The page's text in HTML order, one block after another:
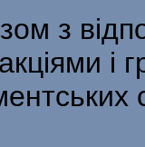
з
і